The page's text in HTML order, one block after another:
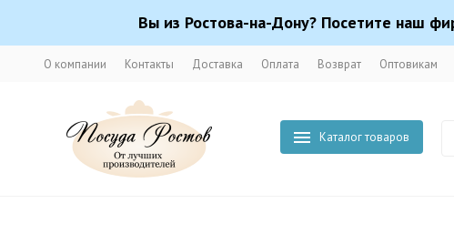
Вы из Ростова-на-Дону? Посетите наш
О компании Контакты Доставка Оплата Возврат Оптовикам
Каталог товаров